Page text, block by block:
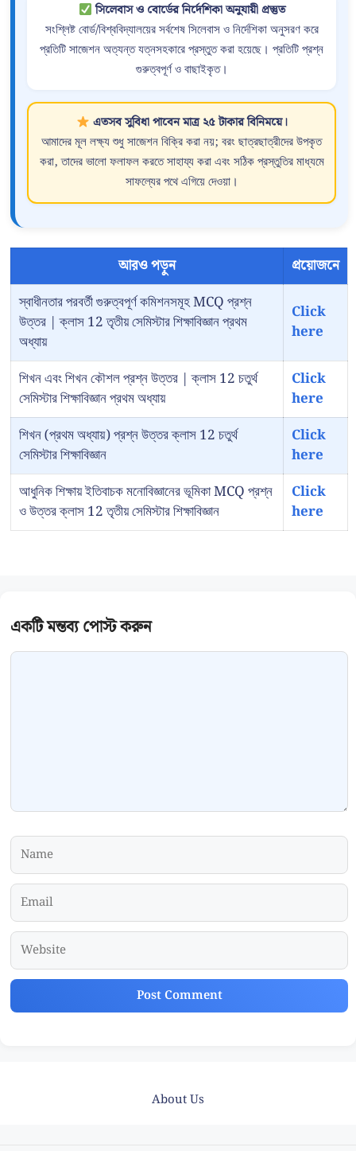
সিলেবাস ও বোর্ডের নির্দেশিকা অনুযায়ী প্রস্তুত
সংশ্লিষ্ট বোর্ড/বিশ্ববিদ্যালয়ের সর্বশেষ সিলেবাস ও নির্দেশিকা অনুসরণ করে
প্রতিটি সাজেশন অত্যন্ত যত্নসহকারে প্রস্তুত করা হয়েছে। প্রতিটি প্রশ্ন
গুরুত্বপূর্ণ ও বাছাইকৃত।
এতসব সুবিধা পাবেন মাত্র ২৫ টাকার বিনিময়ে।
আমাদের মূল লক্ষ্য শুধু সাজেশন বিক্রি করা নয়; বরং ছাত্রছাত্রীদের উপকৃত
করা, তাদের ভালো ফলাফল করতে সাহায্য করা এবং সঠিক প্রস্তুতির মাধ্যমে
সাফল্যের পথে এগিয়ে দেওয়া।
আরও পড়ুন
প্রয়োজনে
স্বাধীনতার পরবর্তী গুরুত্বপূর্ণ কমিশনসমূহ MCQ প্রশ্ন
উত্তর | ক্লাস 12 তৃতীয় সেমিস্টার শিক্ষাবিজ্ঞান প্রথম
অধ্যায়
Click
here
শিখন এবং শিখন কৌশল প্রশ্ন উত্তর | ক্লাস 12 চতুর্থ
সেমিস্টার শিক্ষাবিজ্ঞান প্রথম অধ্যায়
Click
here
শিখন (প্রথম অধ্যায়) প্রশ্ন উত্তর ক্লাস 12 চতুর্থ
সেমিস্টার শিক্ষাবিজ্ঞান
Click
here
আধুনিক শিক্ষায় ইতিবাচক মনোবিজ্ঞানের ভূমিকা MCQ প্রশ্ন
ও উত্তর ক্লাস 12 তৃতীয় সেমিস্টার শিক্ষাবিজ্ঞান
Click
here
Comment
Name
Email
Website
About Us